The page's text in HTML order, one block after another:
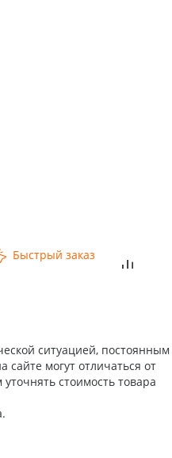
Быстрый заказ
ситуацией, постоянным
могут отличаться от
стоимость товара